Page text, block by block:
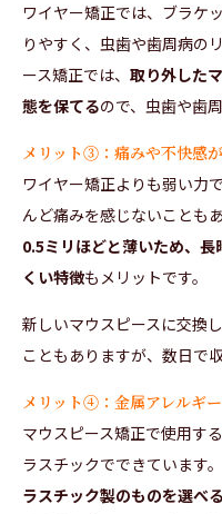
ワイヤー矯正では、ブラケ
りやすく、虫歯や歯周病の
ース矯正では、 取り外した
態を保てるので、虫歯や歯
メリット③：痛みや不快感
ワイヤー矯正よりも弱い力
んど痛みを感じないことも
0.5ミリほどと薄いため、
くい特徴もメリットです。
新しいマウスピースに交換
こともありますが、数日で
メリット④：金属アレルギ
マウスピース矯正で使用す
ラスチックでできています
ラスチック製のものを選べ